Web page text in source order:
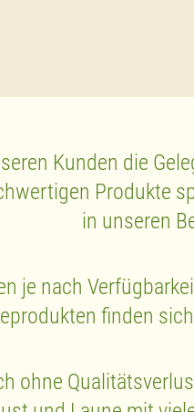
Kunden die
Produkte
in unseren
je nach
finden
ohne